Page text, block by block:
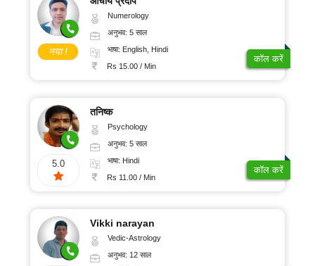
नया !
Numerology
अनुभव: 5 साल
भाषा: English, Hindi
Rs 15.00 / Min
कॉल करें
5.0
तनिष्क
Psychology
अनुभव: 5 साल
भाषा: Hindi
Rs 11.00 / Min
कॉल करें
Vikki narayan
Vedic-Astrology
अनुभव: 12 साल